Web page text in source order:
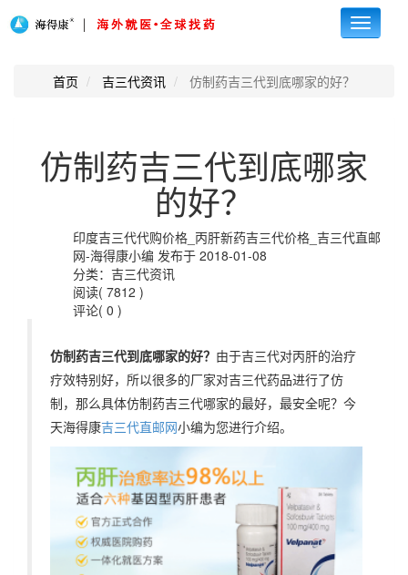
Toggle
首页 吉三代资讯 仿制药吉三代到底哪家的好？
仿制药吉三代到底哪家
的好？
印度吉三代代购价格_丙肝新药吉三代价格_吉三代直邮
网-海得康小编 发布于 2018-01-08
分类：吉三代资讯
阅读( 7812 )
评论( 0 )
仿制药吉三代到底哪家的好？ 由于吉三代对丙肝的治疗
疗效特别好，所以很多的厂家对吉三代药品进行了仿
制，那么具体仿制药吉三代哪家的最好，最安全呢？今
天海得康吉三代直邮网 小编为您进行介绍。